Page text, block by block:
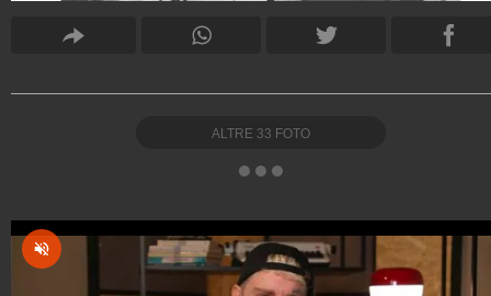
ALTRE 33 FOTO